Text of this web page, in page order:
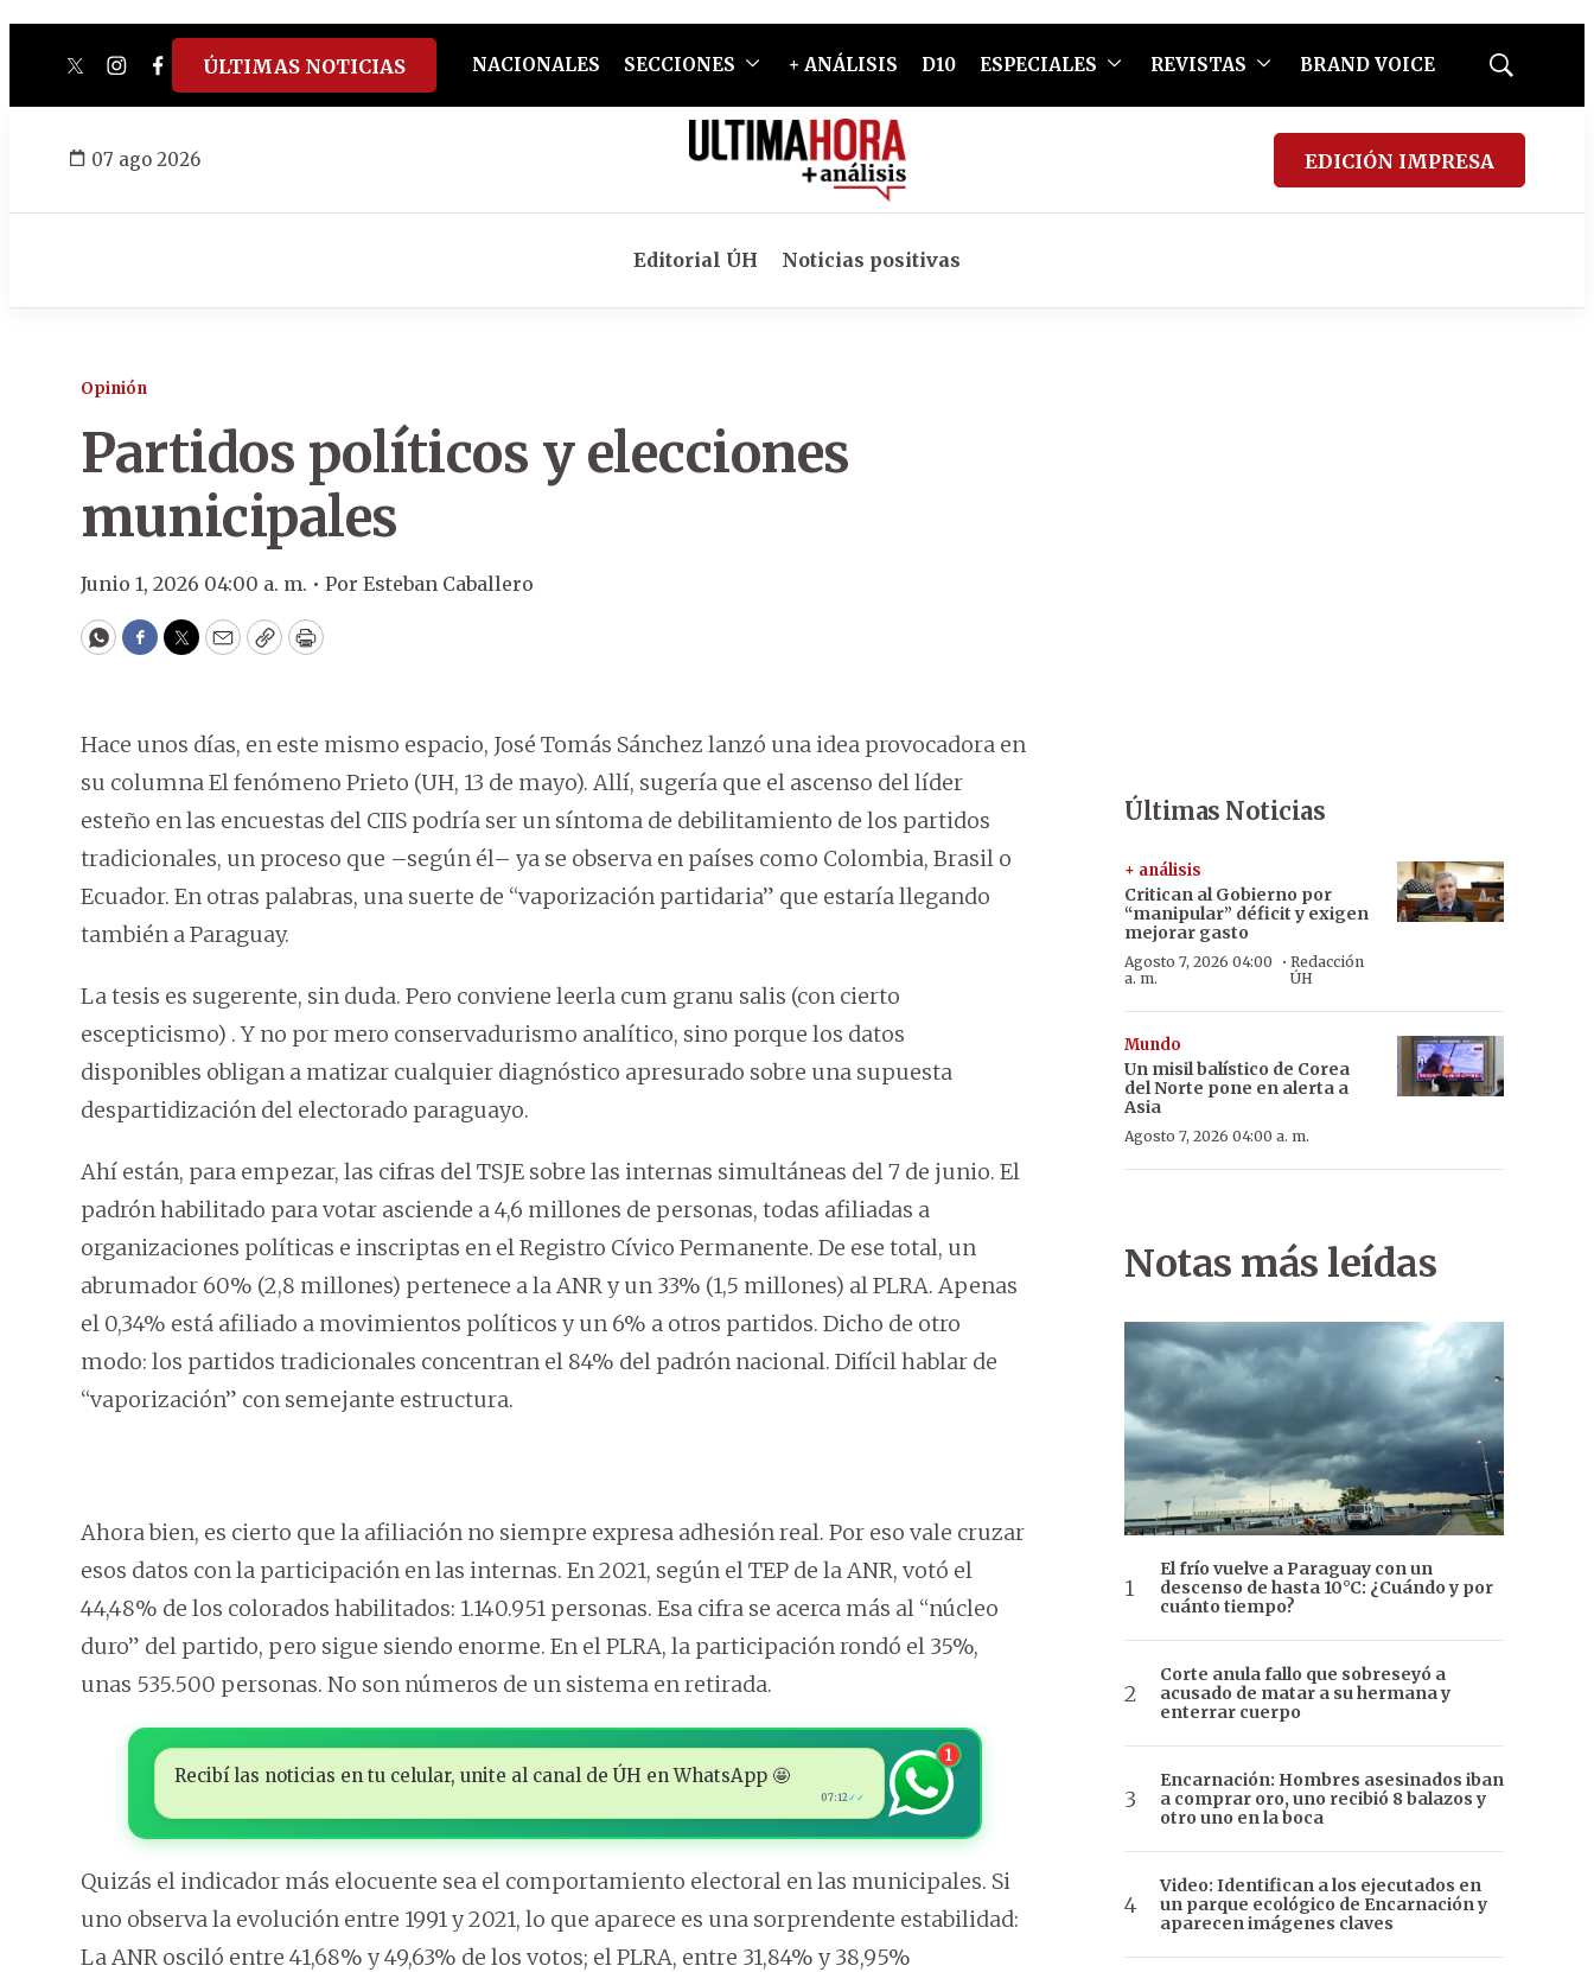
twitterinstagram
facebook
tiktokyoutube
spotify
ÚLTIMAS NOTICIAS NACIONALES SECCIONES + ANÁLISIS D10 ESPECIALES REVISTAS BRAND VOICE
Mostrar
07 ago 2026 EDICIÓN IMPRESA
Editorial ÚH Noticias positivas
Opinión
Partidos políticos y elecciones
municipales
Junio 1, 2026 04:00 a. m. • Por Esteban Caballero
WhatsApp
Facebook
Twitter
EmailCopyPrint
Hace unos días, en este mismo espacio, José Tomás Sánchez lanzó una idea provocadora en
su columna El fenómeno Prieto (UH, 13 de mayo). Allí, sugería que el ascenso del líder
esteño en las encuestas del CIIS podría ser un síntoma de debilitamiento de los partidos
tradicionales, un proceso que –según él– ya se observa en países como Colombia, Brasil o
Ecuador. En otras palabras, una suerte de “vaporización partidaria” que estaría llegando
también a Paraguay.
La tesis es sugerente, sin duda. Pero conviene leerla cum granu salis (con cierto
escepticismo) . Y no por mero conservadurismo analítico, sino porque los datos
disponibles obligan a matizar cualquier diagnóstico apresurado sobre una supuesta
despartidización del electorado paraguayo.
Ahí están, para empezar, las cifras del TSJE sobre las internas simultáneas del 7 de junio. El
padrón habilitado para votar asciende a 4,6 millones de personas, todas afiliadas a
organizaciones políticas e inscriptas en el Registro Cívico Permanente. De ese total, un
abrumador 60% (2,8 millones) pertenece a la ANR y un 33% (1,5 millones) al PLRA. Apenas
el 0,34% está afiliado a movimientos políticos y un 6% a otros partidos. Dicho de otro
modo: los partidos tradicionales concentran el 84% del padrón nacional. Difícil hablar de
“vaporización” con semejante estructura.
Ahora bien, es cierto que la afiliación no siempre expresa adhesión real. Por eso vale cruzar
esos datos con la participación en las internas. En 2021, según el TEP de la ANR, votó el
44,48% de los colorados habilitados: 1.140.951 personas. Esa cifra se acerca más al “núcleo
duro” del partido, pero sigue siendo enorme. En el PLRA, la participación rondó el 35%,
unas 535.500 personas. No son números de un sistema en retirada.
Recibí las noticias en tu celular, unite al canal de ÚH en WhatsApp 🤩
07:12✓✓
1
Quizás el indicador más elocuente sea el comportamiento electoral en las municipales. Si
uno observa la evolución entre 1991 y 2021, lo que aparece es una sorprendente estabilidad:
La ANR osciló entre 41,68% y 49,63% de los votos; el PLRA, entre 31,84% y 38,95%
Últimas Noticias
+ análisis
Critican al Gobierno por
“manipular” déficit y exigen
mejorar gasto
Agosto 7, 2026 04:00
a. m.
· Redacción
ÚH
Mundo
Un misil balístico de Corea
del Norte pone en alerta a
Asia
Agosto 7, 2026 04:00 a. m.
Notas más leídas
El frío vuelve a Paraguay con un
descenso de hasta 10°C: ¿Cuándo y por
cuánto tiempo?
Corte anula fallo que sobreseyó a
acusado de matar a su hermana y
enterrar cuerpo
Encarnación: Hombres asesinados iban
a comprar oro, uno recibió 8 balazos y
otro uno en la boca
Video: Identifican a los ejecutados en
un parque ecológico de Encarnación y
aparecen imágenes claves